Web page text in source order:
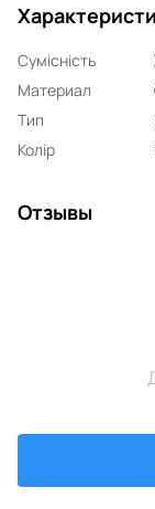
Сумісність
Материал
Тип
Колір
Отзывы